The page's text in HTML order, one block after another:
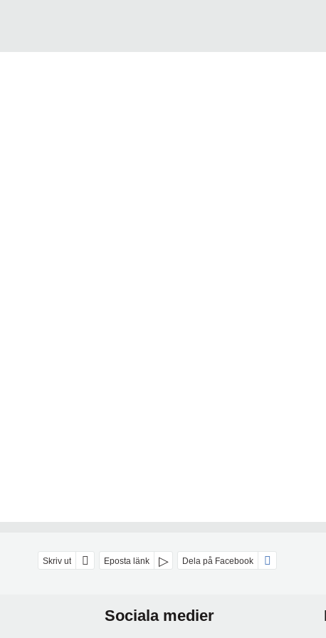
Skriv ut Eposta länk Dela på Facebook
Sociala medier